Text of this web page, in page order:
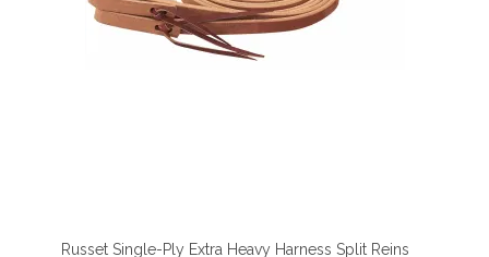
Russet Single-Ply Extra Heavy Harness Split Reins